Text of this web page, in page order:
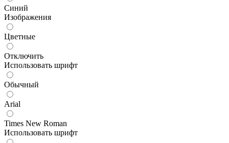
Синий
Изображения
Цветные
Отключить
Использовать шрифт
Обычный
Arial
Times New Roman
Использовать шрифт